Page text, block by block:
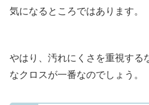
気になるところではあります。
やはり、汚れにくさを重視する
なクロスが一番なのでしょう。